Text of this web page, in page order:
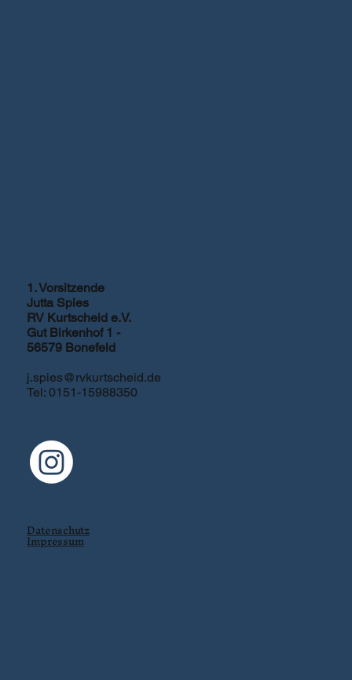
1. Vorsitzende
Jutta Spies
RV Kurtscheid e.V.
Gut Birkenhof 1 -
56579 Bonefeld
j.spies@rvkurtscheid.de
Tel: 0151-15988350
Datenschutz
Impressum